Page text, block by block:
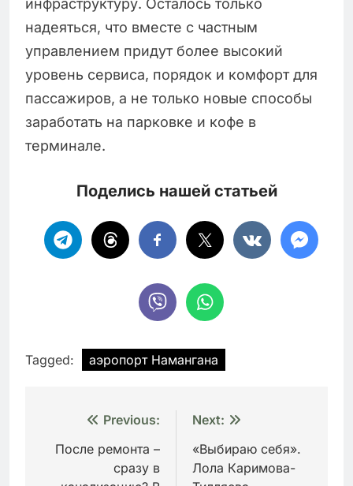
инфраструктуру. Осталось только
надеяться, что вместе с частным
управлением придут более высокий
уровень сервиса, порядок и комфорт для
пассажиров, а не только новые способы
заработать на парковке и кофе в
терминале.
Поделись нашей статьей
Tagged: аэропорт Намангана
Навигация
по
записям
Previous:
После ремонта –
сразу в
Next:
«Выбираю себя».
Лола Каримова-